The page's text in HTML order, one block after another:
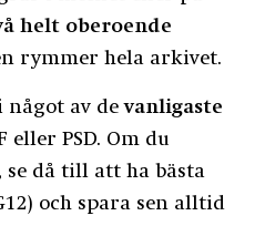
helt oberoende
rymmer hela arkivet.
något av devanligaste
eller PSD. Om du
se då till att ha bästa
och spara sen alltid